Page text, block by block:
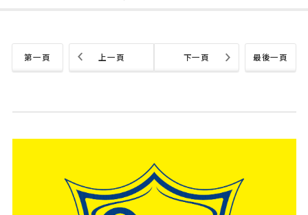
第一頁 最後一頁
上一頁 下一頁